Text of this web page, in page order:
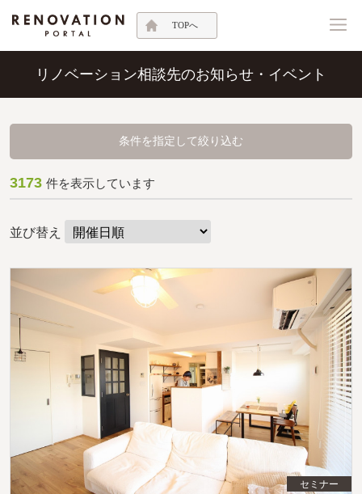
TOPへ
リノベーション相談先のお知らせ・イベント
条件を指定して絞り込む
3173 件を表示しています
並び替え
セミナー